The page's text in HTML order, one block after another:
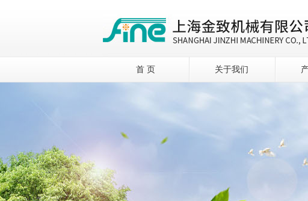
首 页 关于我们